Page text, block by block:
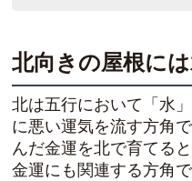
北向きの屋根に
北は五行において「水
に悪い運気を流す方角
んだ金運を北で育てる
金運にも関連する方角